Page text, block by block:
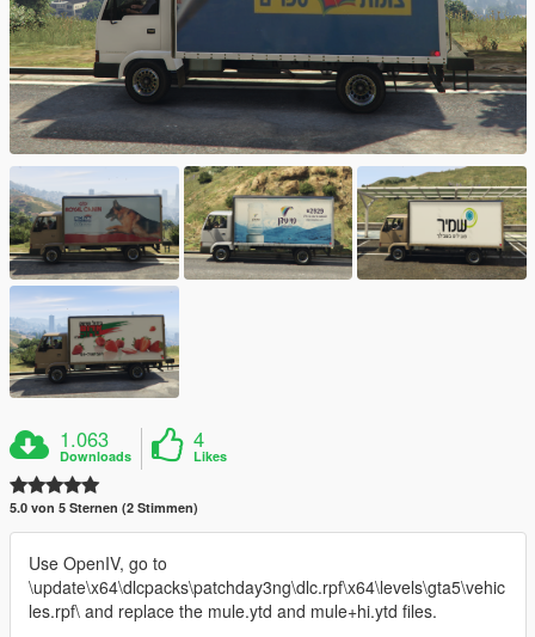
1.063
Downloads
4
Likes
5.0 von 5 Sternen (2 Stimmen)
Use OpenIV, go to
\update\x64\dlcpacks\patchday3ng\dlc.rpf\x64\levels\gta5\vehic
les.rpf\ and replace the mule.ytd and mule+hi.ytd files.